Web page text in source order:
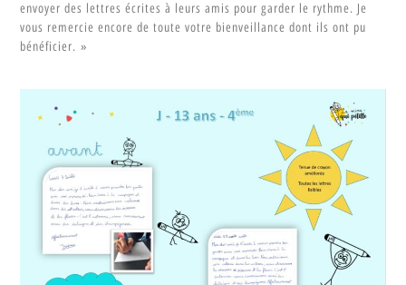
envoyer des lettres écrites à leurs amis pour garder le rythme. Je
vous remercie encore de toute votre bienveillance dont ils ont pu
bénéficier. »